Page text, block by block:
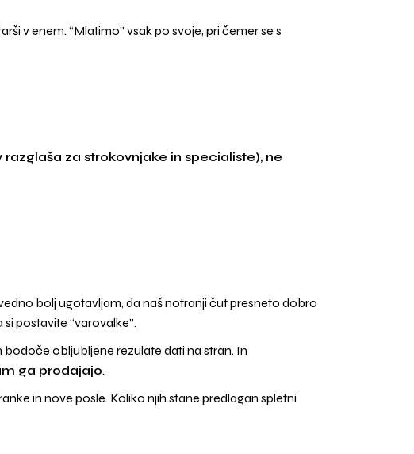
v enem. “Mlatimo” vsak po svoje, pri čemer se s
za strokovnjake in specialiste), ne
bolj ugotavljam, da naš notranji čut presneto dobro
postavite “varovalke”.
bodoče obljubljene rezulate dati na stran. In
ga prodajajo.
in nove posle. Koliko njih stane predlagan spletni